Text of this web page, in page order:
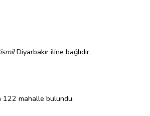
Diyarbakır iline bağlıdır.
mahalle bulundu.